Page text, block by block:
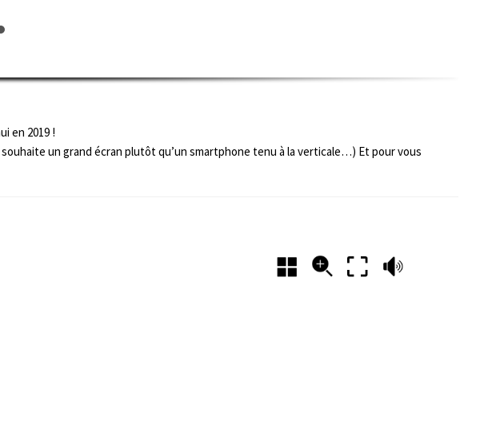
en 2019 !
un grand écran plutôt qu’un smartphone tenu à la verticale…) Et pour vous